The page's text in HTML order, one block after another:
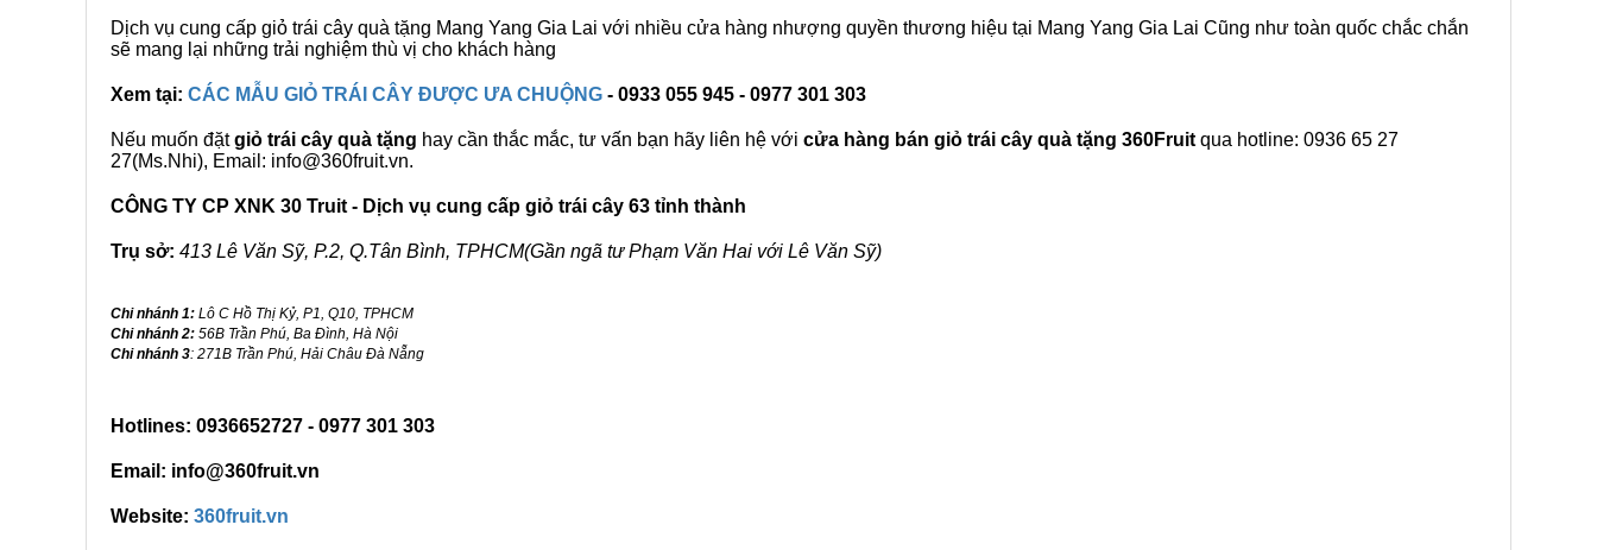
Dịch vụ cung cấp giỏ trái cây quà tặng Mang Yang Gia Lai với nhiều cửa hàng nhượng quyền thương hiệu tại Mang Yang Gia Lai Cũng như toàn quốc chắc chắn
sẽ mang lại những trải nghiệm thù vị cho khách hàng
Xem tại: CÁC MẪU GIỎ TRÁI CÂY ĐƯỢC ƯA CHUỘNG - 0933 055 945 - 0977 301 303
Nếu muốn đặtgiỏ trái cây quà tặng hay cần thắc mắc, tư vấn bạn hãy liên hệ với cửa hàng bán giỏ trái cây quà tặng 360Fruit qua hotline: 0936 65 27
27(Ms.Nhi), Email: info@360fruit.vn.
CÔNG TY CP XNK 30 Truit - Dịch vụ cung cấp giỏ trái cây 63 tỉnh thành
Trụ sở: 413 Lê Văn Sỹ, P.2, Q.Tân Bình, TPHCM(Gần ngã tư Phạm Văn Hai với Lê Văn Sỹ)
Chi nhánh 1: Lô C Hồ Thị Kỷ, P1, Q10, TPHCM
Chi nhánh 2: 56B Trần Phú, Ba Đình, Hà Nội
Chi nhánh 3: 271B Trần Phú, Hải Châu Đà Nẵng
Hotlines: 0936652727 - 0977 301 303
Email: info@360fruit.vn
Website: 360fruit.vn